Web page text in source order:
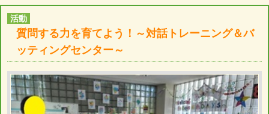
活動
質問する力を育てよう！～対話トレーニング＆バ
ッティングセンター～